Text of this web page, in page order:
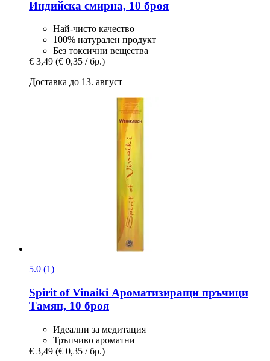
Индийска смирна, 10 броя
Най-чисто качество
100% натурален продукт
Без токсични вещества
€ 3,49 (€ 0,35 / бр.)
Доставка до 13. август
5.0 (1)
Spirit of Vinaiki Ароматизиращи пръчици
Тамян, 10 броя
Идеални за медитация
Тръпчиво ароматни
€ 3,49 (€ 0,35 / бр.)